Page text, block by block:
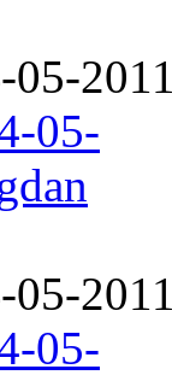
2011
2011